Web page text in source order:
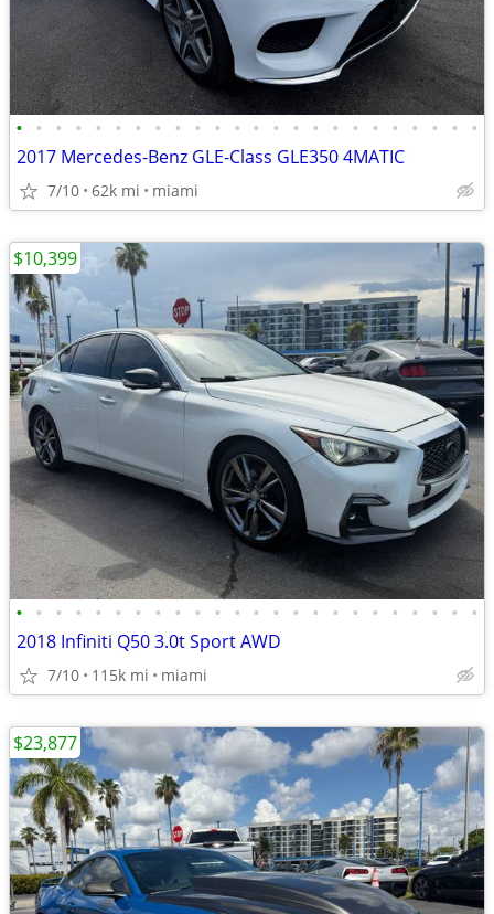
• • • • • • • • • • • • • • • • • • • • • • • •
2017 Mercedes-Benz GLE-Class GLE350 4MATIC
7/10 62k mi miami
• • • • • • • • • • • • • • • • • • • • • • • •
2018 Infiniti Q50 3.0t Sport AWD
7/10 115k mi miami
$10,399
$23,877